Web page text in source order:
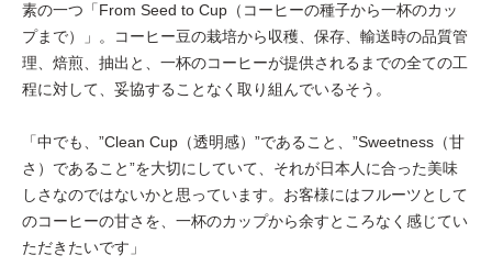
素の一つ「From Seed to Cup（コーヒーの種子から一杯のカッ
プまで）」。コーヒー豆の栽培から収穫、保存、輸送時の品質管
理、焙煎、抽出と、一杯のコーヒーが提供されるまでの全ての工
程に対して、妥協することなく取り組んでいるそう。
「中でも、”Clean Cup（透明感）”であること、”Sweetness（甘
さ）であること”を大切にしていて、それが日本人に合った美味
しさなのではないかと思っています。お客様にはフルーツとして
のコーヒーの甘さを、一杯のカップから余すところなく感じてい
ただきたいです」